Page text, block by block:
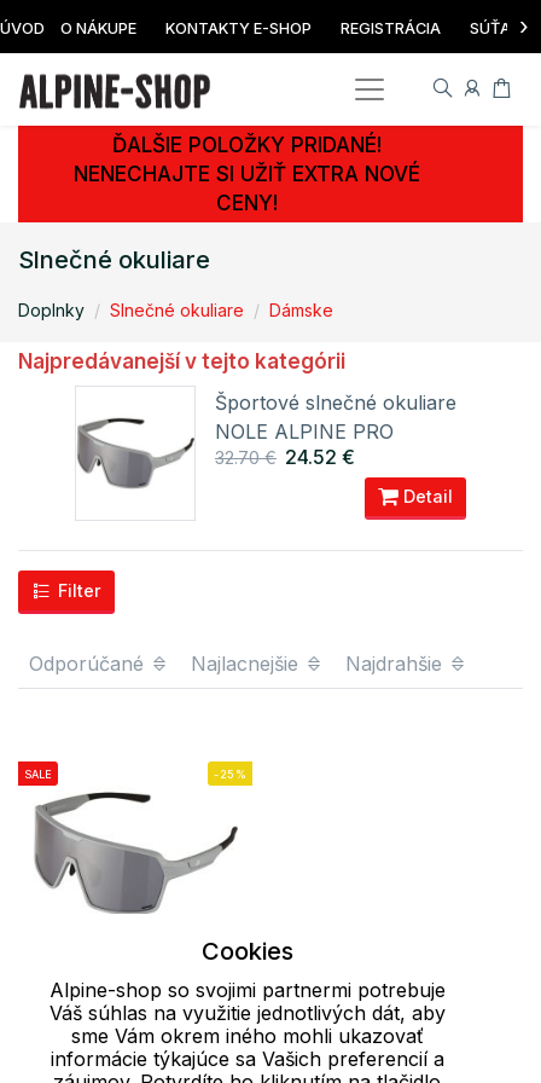
ÚVOD O NÁKUPE KONTAKTY E-SHOP REGISTRÁCIA SÚŤAŽ ›
ĎALŠIE POLOŽKY PRIDANÉ!
NENECHAJTE SI UŽIŤ EXTRA NOVÉ
CENY!
Slnečné okuliare
Doplnky Slnečné okuliare Dámske
Najpredávanejší v tejto kategórii
Športové slnečné okuliare
NOLE ALPINE PRO
32.70 € 24.52 €
Detail
Filter
Odporúčané Najlacnejšie Najdrahšie
SALE -25%
UNI
Športové slnečné
Cookies
Alpine-shop so svojimi partnermi potrebuje
Váš súhlas na využitie jednotlivých dát, aby
sme Vám okrem iného mohli ukazovať
informácie týkajúce sa Vašich preferencií a